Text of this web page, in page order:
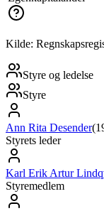
Kilde:
Styre og ledelse
Styre
Ann Rita Desender(
Styrets leder
Karl Erik Artur
Styremedlem